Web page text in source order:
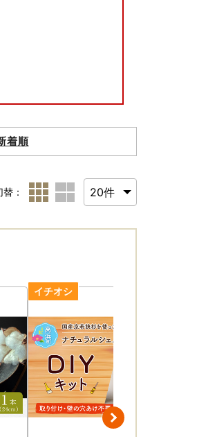
者に譲渡したり、提供
いたふるさと納税の使
税に関する情報提供の
takahama@oreb
着順
：